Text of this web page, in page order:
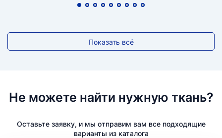
Показать всё
Не можете найти нужную ткань?
Оставьте заявку, и мы отправим вам все подходящие
варианты из каталога